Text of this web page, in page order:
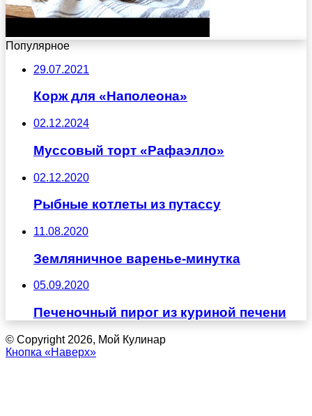
Популярное
29.07.2021
Корж для «Наполеона»
02.12.2024
Муссовый торт «Рафаэлло»
02.12.2020
Рыбные котлеты из путассу
11.08.2020
Земляничное варенье-минутка
05.09.2020
Печеночный пирог из куриной печени
© Copyright 2026, Мой Кулинар
Кнопка «Наверх»